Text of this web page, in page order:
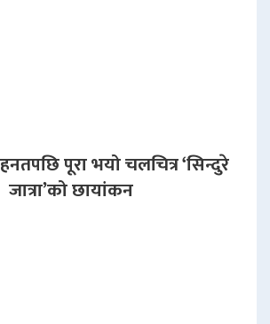
पूरा भयो चलचित्र ‘सिन्दुरे
जात्रा’को छायांकन